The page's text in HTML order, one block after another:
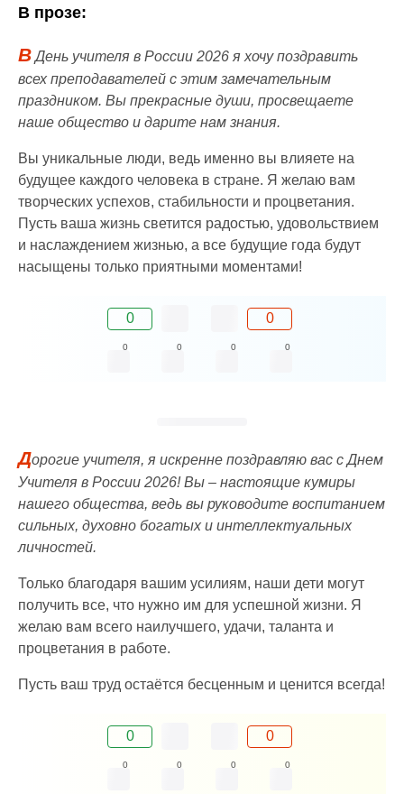
В прозе:
ВДень учителя в России 2026 я хочу поздравить
всех преподавателей с этим замечательным
праздником. Вы прекрасные души, просвещаете
наше общество и дарите нам знания.
Вы уникальные люди, ведь именно вы влияете на
будущее каждого человека в стране. Я желаю вам
творческих успехов, стабильности и процветания.
Пусть ваша жизнь светится радостью, удовольствием
и наслаждением жизнью, а все будущие года будут
насыщены только приятными моментами!
0 0
0 0 0 0
Дорогие учителя, я искренне поздравляю вас с Днем
Учителя в России 2026! Вы – настоящие кумиры
нашего общества, ведь вы руководите воспитанием
сильных, духовно богатых и интеллектуальных
личностей.
Только благодаря вашим усилиям, наши дети могут
получить все, что нужно им для успешной жизни. Я
желаю вам всего наилучшего, удачи, таланта и
процветания в работе.
Пусть ваш труд остаётся бесценным и ценится всегда!
0 0
0 0 0 0